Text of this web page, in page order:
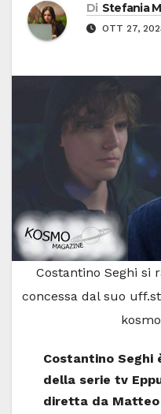
Di Stefania
OTT 27,
Costantino Seghi si
concessa dal suo
Costantino
della serie tv
diretta da